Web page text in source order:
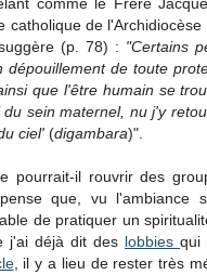
catholique de
(p. 78) : "Certains
dépouillement de toute
que l'être humain se
du sein maternel, nu j'y
ciel' (digambara)".
pourrait-il rouvrir des
que, vu l'ambiance
de pratiquer un
j'ai déjà dit des lobbies qui
, il y a lieu de rester très